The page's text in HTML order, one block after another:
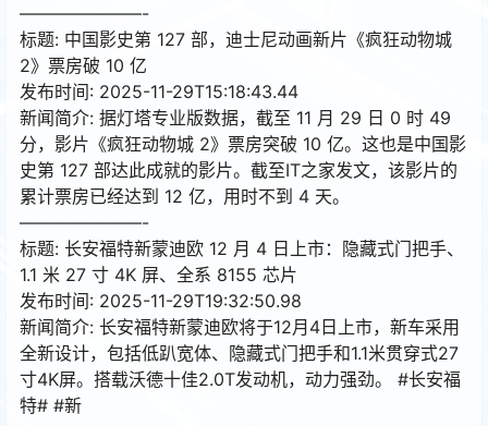
———————-
标题: 中国影史第 127 部，迪士尼动画新片《疯狂动物城
2》票房破 10 亿
发布时间: 2025-11-29T15:18:43.44
新闻简介: 据灯塔专业版数据，截至 11 月 29 日 0 时 49
分，影片《疯狂动物城 2》票房突破 10 亿。这也是中国影
史第 127 部达此成就的影片。截至IT之家发文，该影片的
累计票房已经达到 12 亿，用时不到 4 天。
———————-
标题: 长安福特新蒙迪欧 12 月 4 日上市：隐藏式门把手、
1.1 米 27 寸 4K 屏、全系 8155 芯片
发布时间: 2025-11-29T19:32:50.98
新闻简介: 长安福特新蒙迪欧将于12月4日上市，新车采用
全新设计，包括低趴宽体、隐藏式门把手和1.1米贯穿式27
寸4K屏。搭载沃德十佳2.0T发动机，动力强劲。 #长安福
特# #新